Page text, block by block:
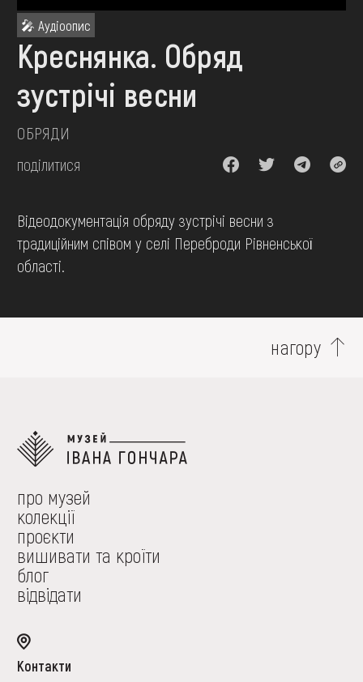
ОНЛАЙН-КРАМНИЦЯ
ПІДТРИМАТИ
🎤 Аудіоопис
Креснянка. Обряд
зустрічі весни
ОБРЯДИ
поділитися
Відеодокументація обряду зустрічі весни з
традиційним співом у селі Переброди Рівненської
області.
нагору
про музей
колекції
проєкти
вишивати та кроїти
блог
відвідати
Контакти